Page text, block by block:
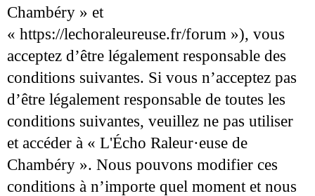
Chambéry » et
« https://lechoraleureuse.fr/forum »), vous
acceptez d’être légalement responsable des
conditions suivantes. Si vous n’acceptez pas
d’être légalement responsable de toutes les
conditions suivantes, veuillez ne pas utiliser
et accéder à « L'Écho Raleur·euse de
Chambéry ». Nous pouvons modifier ces
conditions à n’importe quel moment et nous